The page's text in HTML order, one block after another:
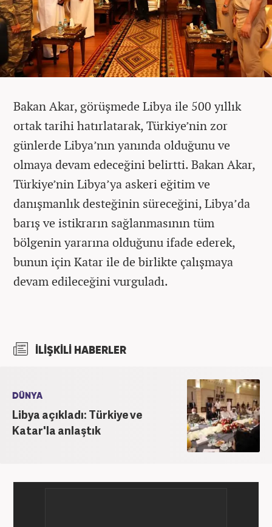
Bakan Akar, görüşmede Libya ile 500 yıllık
ortak tarihi hatırlatarak, Türkiye’nin zor
günlerde Libya’nın yanında olduğunu ve
olmaya devam edeceğini belirtti. Bakan Akar,
Türkiye’nin Libya’ya askeri eğitim ve
danışmanlık desteğinin süreceğini, Libya’da
barış ve istikrarın sağlanmasının tüm
bölgenin yararına olduğunu ifade ederek,
bunun için Katar ile de birlikte çalışmaya
devam edileceğini vurguladı.
İLİŞKİLİ HABERLER
DÜNYA
Libya açıkladı: Türkiye ve
Katar'la anlaştık